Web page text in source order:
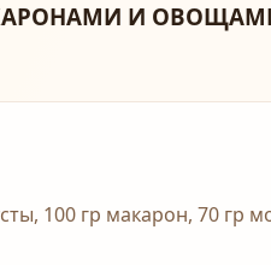
И
100 гр макарон, 70 гр